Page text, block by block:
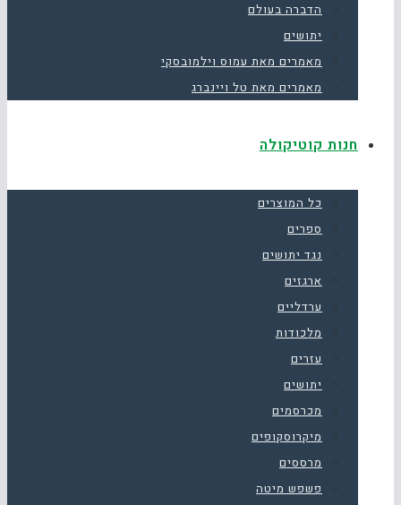
הדברה בעולם
יתושים
מאמרים מאת עמוס וילמובסקי
מאמרים מאת טל ויינברג
חנות קוטיקולה
כל המוצרים
ספרים
נגד יתושים
ארגזים
ערדליים
מלכודות
עזרים
יתושים
מכרסמים
מיקרוסקופים
מרססים
פשפש מיטה